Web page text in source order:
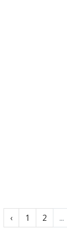
‹ 1 2 ...